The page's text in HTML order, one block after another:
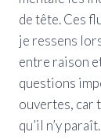
de tête. Ces
je ressens
entre raison
questions
ouvertes, car
qu’il n’y paraît.